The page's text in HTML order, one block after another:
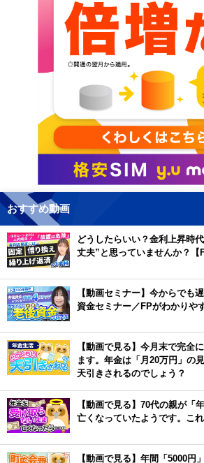
おすすめ動画
どうしたらいい？金利上昇時
丈夫”と思っていませんか？【
【動画セミナー】今からでも
資金セミナー／FPがわかりや
【動画で見る】今月末で完全
ます。年金は「月20万円」の
天引きされるのでしょう？
【動画で見る】70代の親が「
亡くなっていたようです。こ
【動画で見る】年間「5000円